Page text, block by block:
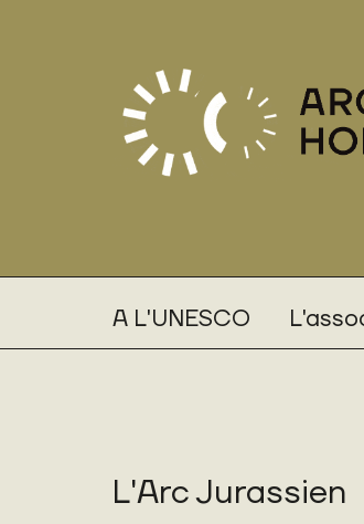
A L'UNESCO
L'Arc Jurassien